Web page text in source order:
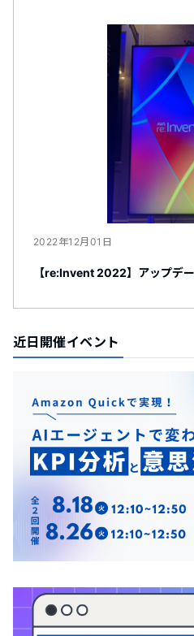
2022年12月01日
【re:Invent 2022】アップデ
近日開催イベント